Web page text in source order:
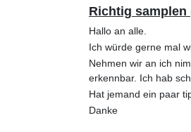
Richtig samplen
Hallo an alle.
Ich würde gerne mal
Nehmen wir an ich
erkennbar. Ich hab
Hat jemand ein paar
Danke